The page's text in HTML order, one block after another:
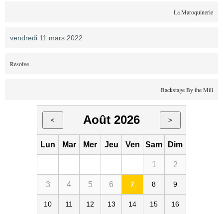
La Maroquinerie
vendredi 11 mars 2022
Resolve
Backstage By the Mill
< Août 2026 >
Lun Mar Mer Jeu Ven Sam Dim
1 2
3 4 5 6 7 8 9
10 11 12 13 14 15 16